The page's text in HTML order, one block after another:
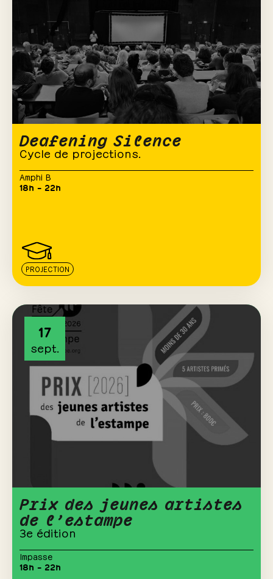
Deafening Silence
Cycle de projections.
Amphi B
18h – 22h
PROJECTION
17
sept.
Prix des jeunes artistes
de l’estampe
3e édition
Impasse
18h – 22h